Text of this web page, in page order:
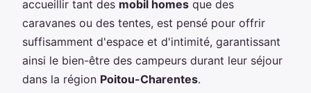
accueillir tant des mobil homes que des
caravanes ou des tentes, est pensé pour offrir
suffisamment d'espace et d'intimité, garantissant
ainsi le bien-être des campeurs durant leur séjour
dans la région Poitou-Charentes.